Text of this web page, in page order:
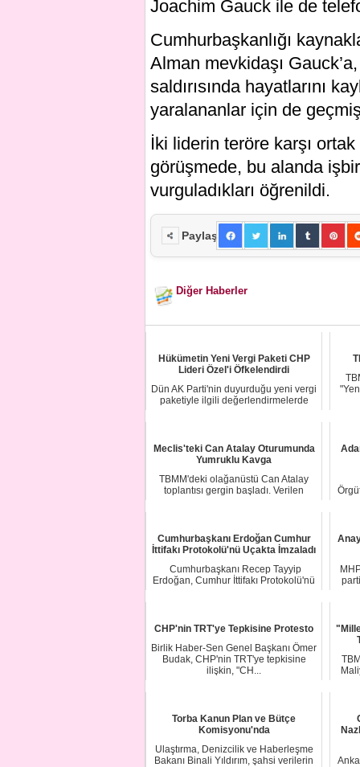
Joachim Gauck ile de
Cumhurbaşkanlığı
Alman mevkidaşı
saldırısında hayatlarını
yaralananlar için de
İki liderin teröre karşı
görüşmede, bu alanda
vurguladıkları öğrenildi.
Paylaş
Diğer Haberler
Hükümetin Yeni Vergi Paketi CHP
Lideri Özel'i Öfkelendirdi
Dün AK Parti'nin duyurduğu yeni vergi
paketiyle ilgili değerlendirmelerde
Meclis'teki Can Atalay Oturumunda
Yumruklu Kavga
TBMM'deki olağanüstü Can Atalay
toplantısı gergin başladı. Verilen
Cumhurbaşkanı Erdoğan Cumhur
İttifakı Protokolü'nü Uçakta İmzaladı
Cumhurbaşkanı Recep Tayyip
Erdoğan, Cumhur İttifakı Protokolü'nü
CHP'nin TRT'ye Tepkisine Protesto
Birlik Haber-Sen Genel Başkanı Ömer
Budak, CHP'nin TRT'ye tepkisine
ilişkin, "CH...
Torba Kanun Plan ve Bütçe
Komisyonu'nda
Ulaştırma, Denizcilik ve Haberleşme
Bakanı Binali Yıldırım, şahsi verilerin